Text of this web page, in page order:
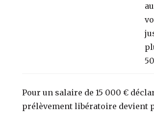
Pour un salaire de 15 000 €
prélèvement libératoire devient